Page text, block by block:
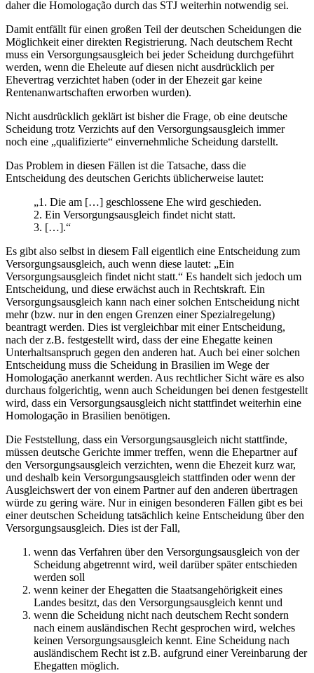
daher die Homologação durch das STJ weiterhin notwendig sei.
Damit entfällt für einen großen Teil der deutschen Scheidungen die
Möglichkeit einer direkten Registrierung. Nach deutschem Recht
muss ein Versorgungsausgleich bei jeder Scheidung durchgeführt
werden, wenn die Eheleute auf diesen nicht ausdrücklich per
Ehevertrag verzichtet haben (oder in der Ehezeit gar keine
Rentenanwartschaften erworben wurden).
Nicht ausdrücklich geklärt ist bisher die Frage, ob eine deutsche
Scheidung trotz Verzichts auf den Versorgungsausgleich immer
noch eine „qualifizierte“ einvernehmliche Scheidung darstellt.
Das Problem in diesen Fällen ist die Tatsache, dass die
Entscheidung des deutschen Gerichts üblicherweise lautet:
„1. Die am […] geschlossene Ehe wird geschieden.
2. Ein Versorgungsausgleich findet nicht statt.
3. […].“
Es gibt also selbst in diesem Fall eigentlich eine Entscheidung zum
Versorgungsausgleich, auch wenn diese lautet: „Ein
Versorgungsausgleich findet nicht statt.“ Es handelt sich jedoch um
Entscheidung, und diese erwächst auch in Rechtskraft. Ein
Versorgungsausgleich kann nach einer solchen Entscheidung nicht
mehr (bzw. nur in den engen Grenzen einer Spezialregelung)
beantragt werden. Dies ist vergleichbar mit einer Entscheidung,
nach der z.B. festgestellt wird, dass der eine Ehegatte keinen
Unterhaltsanspruch gegen den anderen hat. Auch bei einer solchen
Entscheidung muss die Scheidung in Brasilien im Wege der
Homologação anerkannt werden. Aus rechtlicher Sicht wäre es also
durchaus folgerichtig, wenn auch Scheidungen bei denen festgestellt
wird, dass ein Versorgungsausgleich nicht stattfindet weiterhin eine
Homologação in Brasilien benötigen.
Die Feststellung, dass ein Versorgungsausgleich nicht stattfinde,
müssen deutsche Gerichte immer treffen, wenn die Ehepartner auf
den Versorgungsausgleich verzichten, wenn die Ehezeit kurz war,
und deshalb kein Versorgungsausgleich stattfinden oder wenn der
Ausgleichswert der von einem Partner auf den anderen übertragen
würde zu gering wäre. Nur in einigen besonderen Fällen gibt es bei
einer deutschen Scheidung tatsächlich keine Entscheidung über den
Versorgungsausgleich. Dies ist der Fall,
wenn das Verfahren über den Versorgungsausgleich von der
Scheidung abgetrennt wird, weil darüber später entschieden
werden soll
wenn keiner der Ehegatten die Staatsangehörigkeit eines
Landes besitzt, das den Versorgungsausgleich kennt und
wenn die Scheidung nicht nach deutschem Recht sondern
nach einem ausländischen Recht gesprochen wird, welches
keinen Versorgungsausgleich kennt. Eine Scheidung nach
ausländischem Recht ist z.B. aufgrund einer Vereinbarung der
Ehegatten möglich.